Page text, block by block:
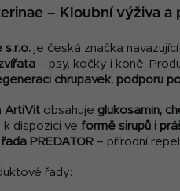
– Kloubní výživa
s.r.o. je česká značka
– psy, kočky i koně.
chrupavek, podporu
ArtiVit obsahuje glukosamin,
k dispozici ve formě sirupů i
řada PREDATOR – přírodní
řady: